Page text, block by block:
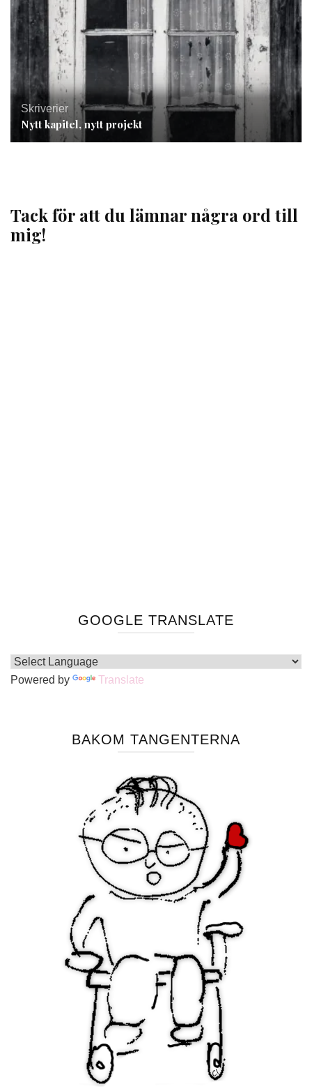
Skriverier
Nytt kapitel, nytt projekt
Tack för att du lämnar några ord till
mig!
GOOGLE TRANSLATE
Powered by Translate
BAKOM TANGENTERNA